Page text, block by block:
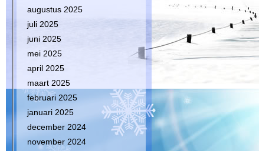
augustus 2025
juli 2025
juni 2025
mei 2025
april 2025
maart 2025
februari 2025
januari 2025
december 2024
november 2024